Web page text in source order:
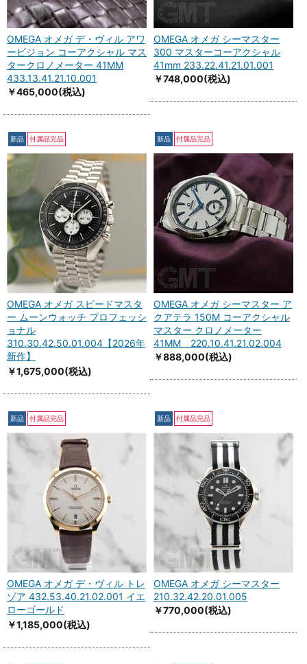
OMEGA オメガ デ・ヴィル アワ
ービジョン コーアクシャル マス
タークロノメーター 41MM
433.13.41.21.10.001
￥465,000(税込)
OMEGA オメガ シーマスター
300 マスターコーアクシャル
41mm 233.22.41.21.01.001
￥748,000(税込)
新品 付属品完品
OMEGA オメガ スピードマスタ
ー ムーンウォッチ プロフェッシ
ョナル
310.30.42.50.01.004【2026年
新作】
￥1,675,000(税込)
新品 付属品完品
OMEGA オメガ シーマスター ア
クアテラ 150M コーアクシャル
マスター クロノメーター
41MM 220.10.41.21.02.004
￥888,000(税込)
新品 付属品完品
OMEGA オメガ デ・ヴィル トレ
ゾア 432.53.40.21.02.001 イエ
ローゴールド
￥1,185,000(税込)
新品 付属品完品
OMEGA オメガ シーマスター
210.32.42.20.01.005
￥770,000(税込)